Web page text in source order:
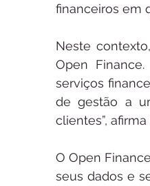
financeiros em
Neste
Open
serviços
de gestão a
clientes”,
O Open
seus dados e